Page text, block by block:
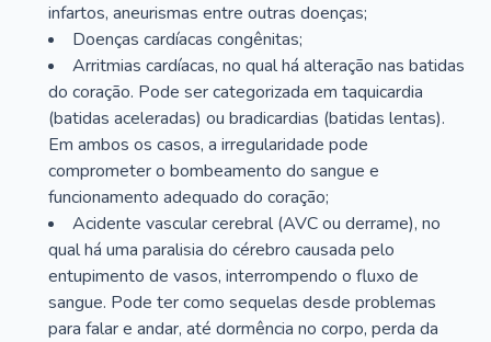
infartos, aneurismas entre outras doenças;
Doenças cardíacas congênitas;
Arritmias cardíacas, no qual há alteração nas batidas
do coração. Pode ser categorizada em taquicardia
(batidas aceleradas) ou bradicardias (batidas lentas).
Em ambos os casos, a irregularidade pode
comprometer o bombeamento do sangue e
funcionamento adequado do coração;
Acidente vascular cerebral (AVC ou derrame), no
qual há uma paralisia do cérebro causada pelo
entupimento de vasos, interrompendo o fluxo de
sangue. Pode ter como sequelas desde problemas
para falar e andar, até dormência no corpo, perda da